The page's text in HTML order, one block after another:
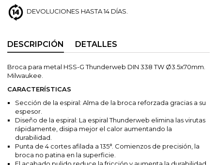
DEVOLUCIONES HASTA 14 DÍAS.
DESCRIPCIÓN DETALLES
Broca para metal HSS-G Thunderweb DIN 338 TW Ø3.5x70mm.
Milwaukee.
CARACTERÍSTICAS
Sección de la espiral: Alma de la broca reforzada gracias a su
espesor.
Diseño de la espiral: La espiral Thunderweb elimina las virutas
rápidamente, disipa mejor el calor aumentando la
durabilidad.
Punta de 4 cortes afilada a 135°. Comienzos de precisión, la
broca no patina en la superficie.
El acabado pulido reduce la fricción y aumenta la durabilidad